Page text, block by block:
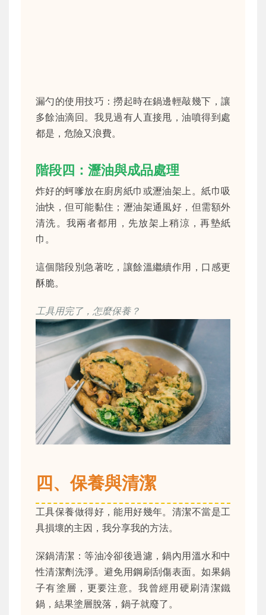
漏勺的使用技巧：撈起時在鍋邊輕敲幾下，讓
多餘油滴回。我見過有人直接甩，油噴得到處
都是，危險又浪費。
階段四：瀝油與成品處理
炸好的蚵嗲放在廚房紙巾或瀝油架上。紙巾吸
油快，但可能黏住；瀝油架通風好，但需額外
清洗。我兩者都用，先放架上稍涼，再墊紙
巾。
這個階段別急著吃，讓餘溫繼續作用，口感更
酥脆。
工具用完了，怎麼保養？
四、保養與清潔
工具保養做得好，能用好幾年。清潔不當是工
具損壞的主因，我分享我的方法。
深鍋清潔：等油冷卻後過濾，鍋內用溫水和中
性清潔劑洗淨。避免用鋼刷刮傷表面。如果鍋
子有塗層，更要注意。我曾經用硬刷清潔鐵
鍋，結果塗層脫落，鍋子就廢了。